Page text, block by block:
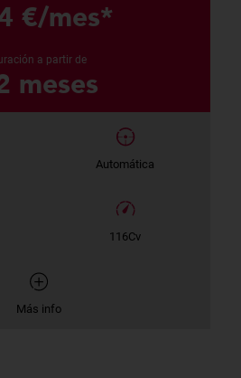
€/mes*
a partir de
meses
Automática
116Cv
Más info